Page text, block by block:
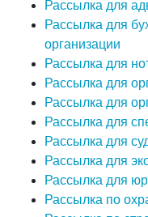
Рассылка для
Рассылка для
организации
Рассылка для
Рассылка для
Рассылка для
Рассылка для
Рассылка для
Рассылка для
Рассылка для
Рассылка по